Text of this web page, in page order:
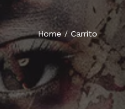
Home/ Carrito